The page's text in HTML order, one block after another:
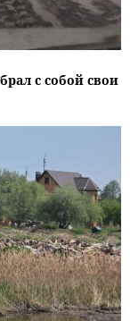
с собой свои